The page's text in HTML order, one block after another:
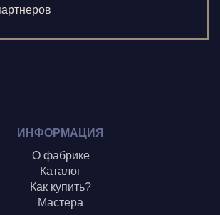
ИНФОРМАЦИЯ
О фабрике
Каталог
Как купить?
Мастера